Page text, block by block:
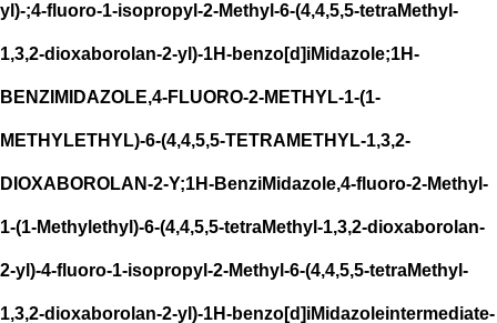
yl)-;4-fluoro-1-isopropyl-2-Methyl-6-(4,4,5,5-tetraMethyl-
1,3,2-dioxaborolan-2-yl)-1H-benzo[d]iMidazole;1H-
BENZIMIDAZOLE,4-FLUORO-2-METHYL-1-(1-
METHYLETHYL)-6-(4,4,5,5-TETRAMETHYL-1,3,2-
DIOXABOROLAN-2-Y;1H-BenziMidazole,4-fluoro-2-Methyl-
1-(1-Methylethyl)-6-(4,4,5,5-tetraMethyl-1,3,2-dioxaborolan-
2-yl)-4-fluoro-1-isopropyl-2-Methyl-6-(4,4,5,5-tetraMethyl-
1,3,2-dioxaborolan-2-yl)-1H-benzo[d]iMidazoleintermediate-